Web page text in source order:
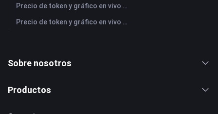
Precio de token y gráfico en vivo más reciente de PEAK (PEAK)
Precio de token y gráfico en vivo más reciente de JPM (JPMorgan Chase)
Sobre nosotros
Productos